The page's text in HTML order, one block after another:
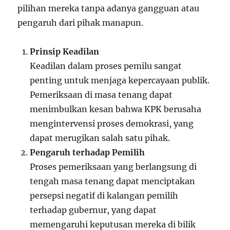
pilihan mereka tanpa adanya gangguan atau
pengaruh dari pihak manapun.
Prinsip Keadilan
Keadilan dalam proses pemilu sangat
penting untuk menjaga kepercayaan publik.
Pemeriksaan di masa tenang dapat
menimbulkan kesan bahwa KPK berusaha
mengintervensi proses demokrasi, yang
dapat merugikan salah satu pihak.
Pengaruh terhadap Pemilih
Proses pemeriksaan yang berlangsung di
tengah masa tenang dapat menciptakan
persepsi negatif di kalangan pemilih
terhadap gubernur, yang dapat
memengaruhi keputusan mereka di bilik